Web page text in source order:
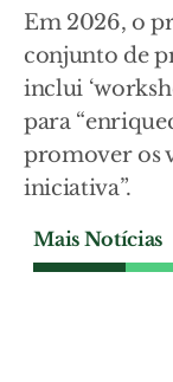
Em 2026, o
conjunto de
inclui
para
promover os
iniciativa”.
Mais Notícias